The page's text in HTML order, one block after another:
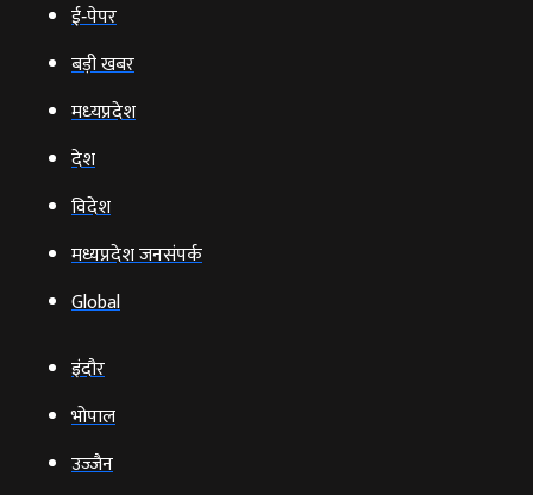
ई‑पेपर
बड़ी खबर
मध्‍यप्रदेश
देश
विदेश
मध्यप्रदेश जनसंपर्क
Global
इंदौर
भोपाल
उज्‍जैन